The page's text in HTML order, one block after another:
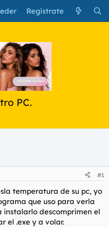
Regístrate
PC.
#1
temperatura de su pc, yo
que uso para verla
descomprimen el
el .exe y a volar.